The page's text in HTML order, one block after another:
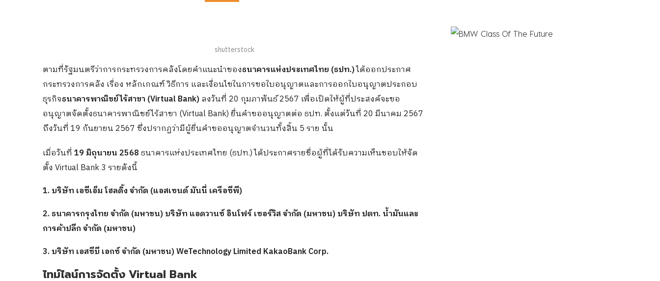
shutterstock
ตามที่รัฐมนตรีว่าการกระทรวงการคลังโดยคำแนะนำของธนาคารแห่งประเทศไทย (ธปท.)ได้ออกประกาศ
กระทรวงการคลัง เรื่อง หลักเกณฑ์ วิธีการ และเงื่อนไขในการขอใบอนุญาตและการออกใบอนุญาตประกอบ
ธุรกิจธนาคารพาณิชย์ไร้สาขา (Virtual Bank)ลงวันที่ 20 กุมภาพันธ์ 2567 เพื่อเปิดให้ผู้ที่ประสงค์จะขอ
อนุญาตจัดตั้งธนาคารพาณิชย์ไร้สาขา (Virtual Bank) ยื่นคำขออนุญาตต่อ ธปท. ตั้งแต่วันที่ 20 มีนาคม 2567
ถึงวันที่ 19 กันยายน 2567 ซึ่งปรากฏว่ามีผู้ยื่นคำขออนุญาตจำนวนทั้งสิ้น 5 ราย นั้น
เมื่อวันที่ 19 มิถุนายน 2568ธนาคารแห่งประเทศไทย (ธปท.) ได้ประกาศรายชื่อผู้ที่ได้รับความเห็นชอบให้จัด
ตั้ง Virtual Bank 3 รายดังนี้
1. บริษัท เอซีเอ็ม โฮลดิ้ง จำกัด (แอสเซนด์ มันนี่ เครือซีพี)
2. ธนาคารกรุงไทย จำกัด (มหาชน) บริษัท แอดวานซ์ อินโฟร์ เซอร์วิส จำกัด (มหาชน) บริษัท ปตท. น้ำมันและ
การค้าปลีก จำกัด (มหาชน)
3. บริษัท เอสซีบี เอกซ์ จำกัด (มหาชน) WeTechnology Limited KakaoBank Corp.
ไทม์ไลน์การจัดตั้ง Virtual Bank